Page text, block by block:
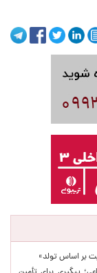
بر اساس تولد»